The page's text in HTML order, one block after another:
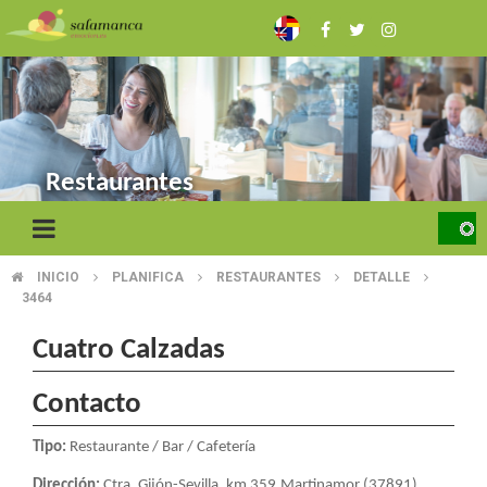
Pasar
al
contenido
principal
Restaurantes
SOBRESCRIBIR
DE
AYUDA
INICIO PLANIFICA RESTAURANTES
DETALLE
3464
Cuatro Calzadas
Contacto
Tipo: Restaurante / Bar / Cafetería